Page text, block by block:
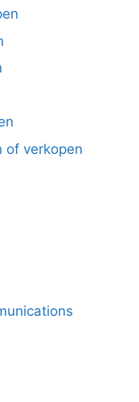
of verkopen